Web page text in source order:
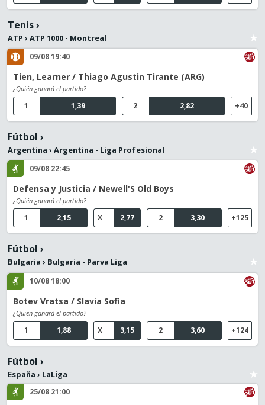
Tenis›
ATP › ATP 1000 - Montreal
09/08 19:40
Tien, Learner / Thiago Agustin Tirante (ARG)
¿Quién ganará el partido?
1,39
1 2,82
2 +40
Fútbol ›
Argentina › Argentina - Liga Profesional
09/08 22:45
Defensa y Justicia / Newell'S Old Boys
¿Quién ganará el partido?
2,15
1 2,77
X 3,30
2 +125
Fútbol ›
Bulgaria › Bulgaria - Parva Liga
10/08 18:00
Botev Vratsa / Slavia Sofia
¿Quién ganará el partido?
1,88
1 3,15
X 3,60
2 +124
Fútbol ›
España › LaLiga
25/08 21:00